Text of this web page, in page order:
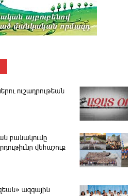
ուշադրութեան
բանակումը
վեհաշուք
ազգային